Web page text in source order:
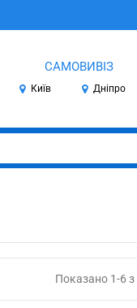
САМОВИВІЗ
Київ Дніпро
Показано 1-6 з